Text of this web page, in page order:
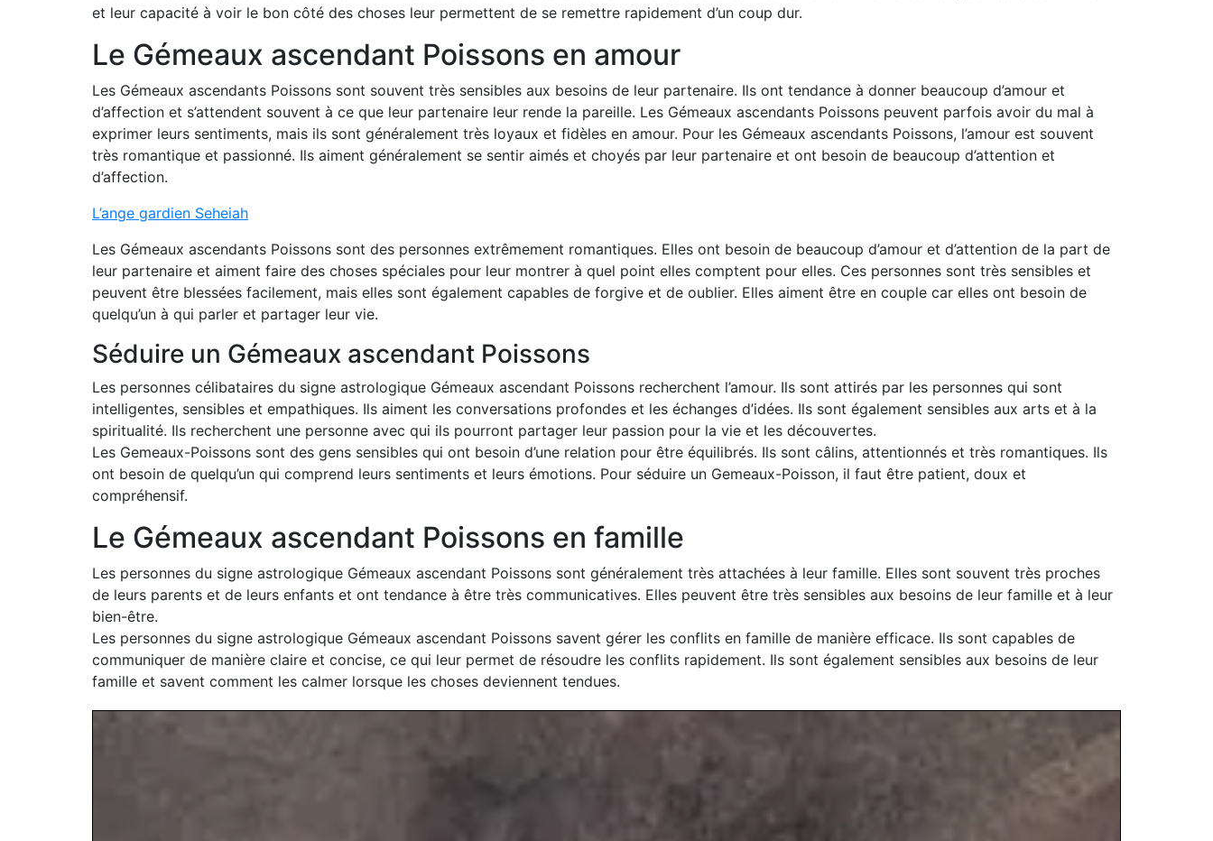
et leur capacité à voir le bon côté des choses leur permettent de se remettre rapidement d’un coup dur.
Le Gémeaux ascendant Poissons en amour
Les Gémeaux ascendants Poissons sont souvent très sensibles aux besoins de leur partenaire. Ils ont tendance à donner beaucoup d’amour et
d’affection et s’attendent souvent à ce que leur partenaire leur rende la pareille. Les Gémeaux ascendants Poissons peuvent parfois avoir du mal à
exprimer leurs sentiments, mais ils sont généralement très loyaux et fidèles en amour. Pour les Gémeaux ascendants Poissons, l’amour est souvent
très romantique et passionné. Ils aiment généralement se sentir aimés et choyés par leur partenaire et ont besoin de beaucoup d’attention et
d’affection.
L’ange gardien Seheiah
Les Gémeaux ascendants Poissons sont des personnes extrêmement romantiques. Elles ont besoin de beaucoup d’amour et d’attention de la part de
leur partenaire et aiment faire des choses spéciales pour leur montrer à quel point elles comptent pour elles. Ces personnes sont très sensibles et
peuvent être blessées facilement, mais elles sont également capables de forgive et de oublier. Elles aiment être en couple car elles ont besoin de
quelqu’un à qui parler et partager leur vie.
Séduire un Gémeaux ascendant Poissons
Les personnes célibataires du signe astrologique Gémeaux ascendant Poissons recherchent l’amour. Ils sont attirés par les personnes qui sont
intelligentes, sensibles et empathiques. Ils aiment les conversations profondes et les échanges d’idées. Ils sont également sensibles aux arts et à la
spiritualité. Ils recherchent une personne avec qui ils pourront partager leur passion pour la vie et les découvertes.
Les Gemeaux-Poissons sont des gens sensibles qui ont besoin d’une relation pour être équilibrés. Ils sont câlins, attentionnés et très romantiques. Ils
ont besoin de quelqu’un qui comprend leurs sentiments et leurs émotions. Pour séduire un Gemeaux-Poisson, il faut être patient, doux et
compréhensif.
Le Gémeaux ascendant Poissons en famille
Les personnes du signe astrologique Gémeaux ascendant Poissons sont généralement très attachées à leur famille. Elles sont souvent très proches
de leurs parents et de leurs enfants et ont tendance à être très communicatives. Elles peuvent être très sensibles aux besoins de leur famille et à leur
bien-être.
Les personnes du signe astrologique Gémeaux ascendant Poissons savent gérer les conflits en famille de manière efficace. Ils sont capables de
communiquer de manière claire et concise, ce qui leur permet de résoudre les conflits rapidement. Ils sont également sensibles aux besoins de leur
famille et savent comment les calmer lorsque les choses deviennent tendues.